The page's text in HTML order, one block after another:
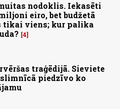
nodoklis. Iekasēti
eiro, bet budžetā
viens; kur palika
4
traģēdijā. Sieviete
piedzīvo ko